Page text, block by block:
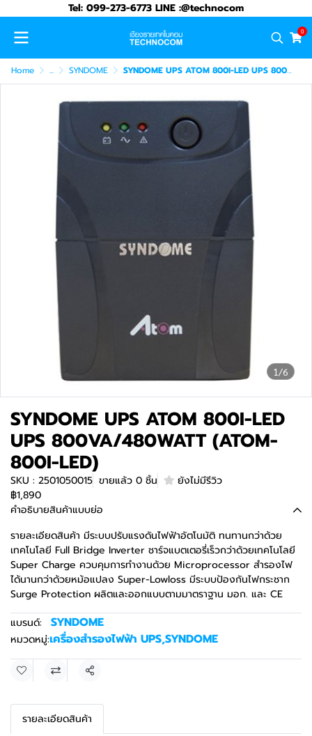
Tel: 099-273-6773 LINE :@technocom
0
Home ... SYNDOME SYNDOME UPS ATOM 800I-LED UPS 800VA/480WATT (ATOM-800I-LED)
1/6
SYNDOME UPS ATOM 800I-LED
UPS 800VA/480WATT (ATOM-
800I-LED)
SKU : 2501050015 ขายแล้ว 0 ชิ้น
ยังไม่มีรีวิว
฿1,890
คำอธิบายสินค้าแบบย่อ
รายละเอียดสินค้า มีระบบปรับแรงดันไฟฟ้าอัตโนมัติ ทนทานกว่าด้วย
เทคโนโลยี Full Bridge Inverter ชาร์จแบตเตอรี่เร็วกว่าด้วยเทคโนโลยี
Super Charge ควบคุมการทำงานด้วย Microprocessor สำรองไฟ
ได้นานกว่าด้วยหม้อแปลง Super-Lowloss มีระบบป้องกันไฟกระชาก
Surge Protection ผลิตและออกแบบตามมาตราฐาน มอก. และ CE
แบรนด์:
SYNDOME
หมวดหมู่:เครื่องสำรองไฟฟ้า UPS,SYNDOME
แชร์
รายละเอียดสินค้า